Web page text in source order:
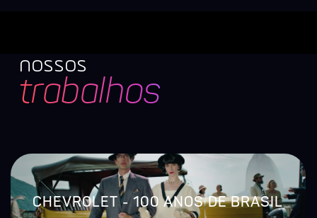
nossos
trabalhos
CHEVROLET - 100 ANOS DE BRASIL